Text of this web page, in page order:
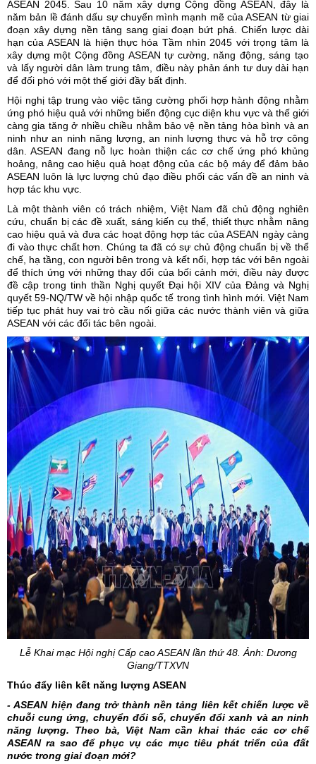
ASEAN 2045. Sau 10 năm xây dựng Cộng đồng ASEAN, đây là
năm bản lề đánh dấu sự chuyển mình mạnh mẽ của ASEAN từ giai
đoạn xây dựng nền tảng sang giai đoạn bứt phá. Chiến lược dài
hạn của ASEAN là hiện thực hóa Tầm nhìn 2045 với trọng tâm là
xây dựng một Cộng đồng ASEAN tự cường, năng động, sáng tạo
và lấy người dân làm trung tâm, điều này phản ánh tư duy dài hạn
để đối phó với một thế giới đầy bất định.
Hội nghị tập trung vào việc tăng cường phối hợp hành động nhằm
ứng phó hiệu quả với những biến động cục diện khu vực và thế giới
càng gia tăng ở nhiều chiều nhằm bảo vệ nền tảng hòa bình và an
ninh như an ninh năng lượng, an ninh lượng thực và hỗ trợ công
dân. ASEAN đang nỗ lực hoàn thiện các cơ chế ứng phó khủng
hoảng, nâng cao hiệu quả hoạt động của các bộ máy để đảm bảo
ASEAN luôn là lực lượng chủ đạo điều phối các vấn đề an ninh và
hợp tác khu vực.
Là một thành viên có trách nhiệm, Việt Nam đã chủ động nghiên
cứu, chuẩn bị các đề xuất, sáng kiến cụ thể, thiết thực nhằm nâng
cao hiệu quả và đưa các hoạt động hợp tác của ASEAN ngày càng
đi vào thực chất hơn. Chúng ta đã có sự chủ động chuẩn bị về thể
chế, hạ tầng, con người bên trong và kết nối, hợp tác với bên ngoài
để thích ứng với những thay đổi của bối cảnh mới, điều này được
đề cập trong tinh thần Nghị quyết Đại hội XIV của Đảng và Nghị
quyết 59-NQ/TW về hội nhập quốc tế trong tình hình mới. Việt Nam
tiếp tục phát huy vai trò cầu nối giữa các nước thành viên và giữa
ASEAN với các đối tác bên ngoài.
Lễ Khai mạc Hội nghị Cấp cao ASEAN lần thứ 48. Ảnh: Dương
Giang/TTXVN
Thúc đẩy liên kết năng lượng ASEAN
- ASEAN hiện đang trở thành nền tảng liên kết chiến lược về
chuỗi cung ứng, chuyển đổi số, chuyển đổi xanh và an ninh
năng lượng. Theo bà, Việt Nam cần khai thác các cơ chế
ASEAN ra sao để phục vụ các mục tiêu phát triển của đất
nước trong giai đoạn mới?